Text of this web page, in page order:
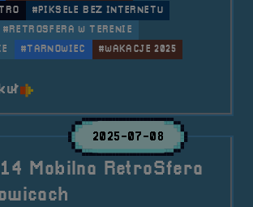
#PIKSELE BEZ INTERNETU
#RETROSFERA W TERENIE
#TARNOWIEC #WAKACJE 2025
o tytule 2025.07.15 Mobilna
2025-07-08
Mobilna RetroSfera